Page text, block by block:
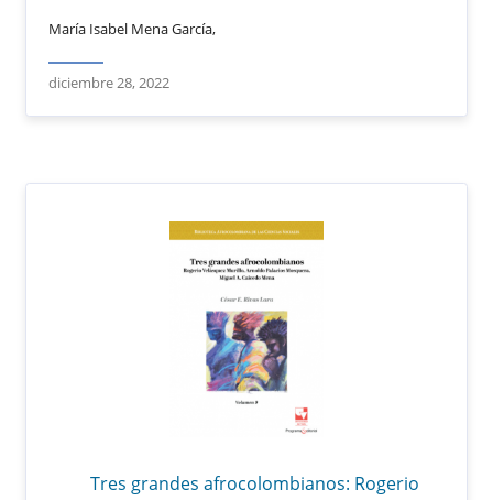
María Isabel Mena García,
diciembre 28, 2022
Tres grandes afrocolombianos: Rogerio